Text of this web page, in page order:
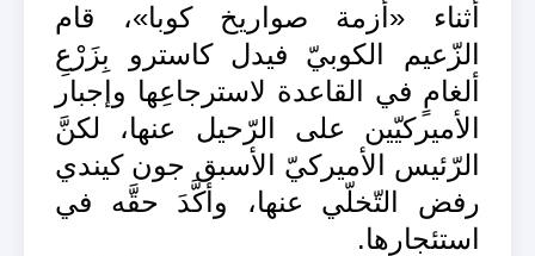
أثناء «أزمة صواريخ كوبا»، قام
الزّعيم الكوبيّ فيدل كاسترو بِزَرْعِ
ألغامٍ في القاعدة لاسترجاعِها وإجبار
الأميركيّين على الرّحيل عنها، لكنَّ
الرّئيس الأميركيّ الأسبق جون كيندي
رفض التّخلّي عنها، وأكَّدَ حقَّه في
استئجارها.